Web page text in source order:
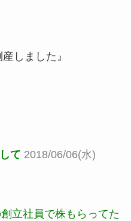
しました』
て 2018/06/06(水)
立社員で株もらってた